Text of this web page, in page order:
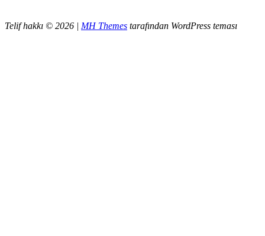
Telif hakkı © 2026 | MH Themes tarafından WordPress teması